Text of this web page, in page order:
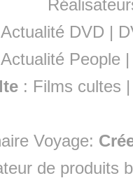
Actualité DVD |
Actualité People
: Films cultes
Voyage:
de produits